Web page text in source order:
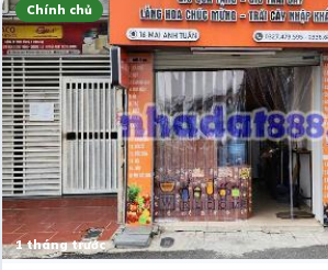
Chính chủ
1 tháng trước